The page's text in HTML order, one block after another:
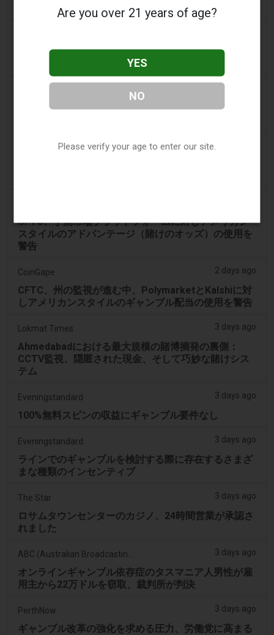
の賭けでジャックポットを獲得
Netellerを受け入れているカジノサイト：オンライン
ギャンブルのための信頼できる決済オプション
CFTC、予測市場に米国スタイルのカジノオッズの使
Crypto News
CFTC、予測市場プラットフォームに対しアメリカン
スタイルのアドバンテージ（賭けのオッズ）の使用を
警告
CoinGape 2 days ago
CFTC、州の監視が進む中、PolymarketとKalshiに対
しアメリカンスタイルのギャンブル配当の使用を警告
Lokmat Times 3 days ago
Ahmedabadにおける最大規模の賭博摘発の裏側：
CCTV監視、隠匿された現金、そして巧妙な賭けシス
テム
Eveningstandard 3 days ago
100%無料スピンの収益にギャンブル要件なし
Eveningstandard 3 days ago
ラインでのギャンブルを検討する際に存在するさまざ
まな種類のインセンティブ
The Star 3 days ago
ロサムタウンセンターのカジノ、24時間営業が承認さ
れました
3 days ago
オンラインギャンブル依存症のタスマニア人男性が雇
用主から22万ドルを窃取、裁判所が判決
PerthNow 3 days ago
ギャンブル改革の強化を求める圧力、労働党に高まる
Are you over 21 years of age?
YES
NO
Please verify your age to enter our site.